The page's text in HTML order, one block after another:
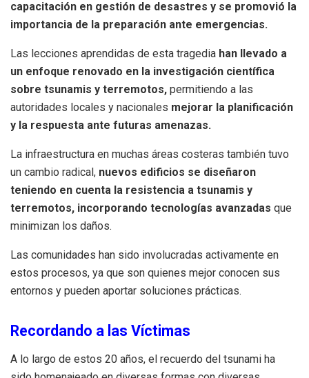
capacitación en gestión de desastres y se promovió la
importancia de la preparación ante emergencias.
Las lecciones aprendidas de esta tragedia han llevado a
un enfoque renovado en la investigación científica
sobre tsunamis y terremotos, permitiendo a las
autoridades locales y nacionales mejorar la planificación
y la respuesta ante futuras amenazas.
La infraestructura en muchas áreas costeras también tuvo
un cambio radical, nuevos edificios se diseñaron
teniendo en cuenta la resistencia a tsunamis y
terremotos, incorporando tecnologías avanzadas que
minimizan los daños.
Las comunidades han sido involucradas activamente en
estos procesos, ya que son quienes mejor conocen sus
entornos y pueden aportar soluciones prácticas.
Recordando a las Víctimas
A lo largo de estos 20 años, el recuerdo del tsunami ha